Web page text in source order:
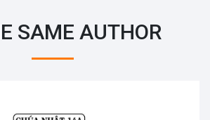
SAME AUTHOR